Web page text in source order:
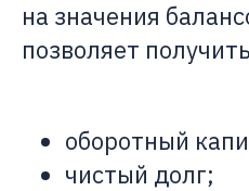
на значения
позволяет
оборотный
чистый долг;